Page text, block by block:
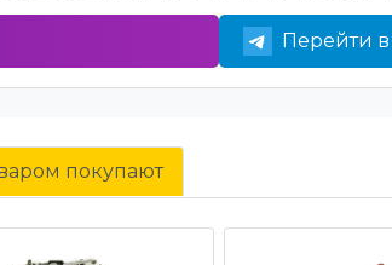
Перейти в
покупают